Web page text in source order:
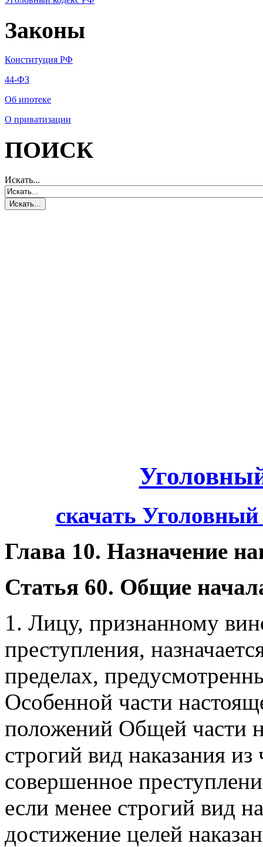
Законы
Конституция РФ
44-ФЗ
Об ипотеке
О приватизации
ПОИСК
Искать...
скачать
Глава 10. Назначение
Статья 60. Общие
1. Лицу, признанному
преступления,
пределах,
Особенной части
положений Общей части
строгий вид наказания
совершенное
если менее строгий вид
достижение целей